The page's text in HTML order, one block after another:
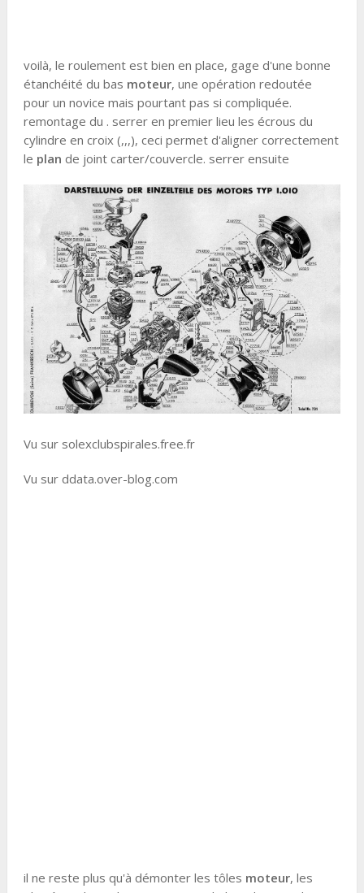
voilà, le roulement est bien en place, gage d'une bonne
étanchéité du bas moteur, une opération redoutée
pour un novice mais pourtant pas si compliquée.
remontage du . serrer en premier lieu les écrous du
cylindre en croix (,,,), ceci permet d'aligner correctement
le plan de joint carter/couvercle. serrer ensuite
Vu sur solexclubspirales.free.fr
Vu sur ddata.over-blog.com
il ne reste plus qu'à démonter les tôles moteur, les